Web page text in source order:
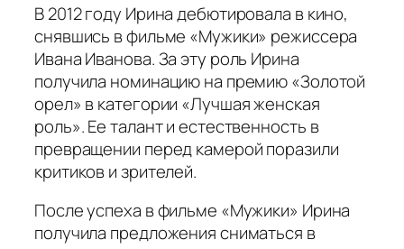
В 2012 году Ирина дебютировала в кино,
снявшись в фильме «Мужики» режиссера
Ивана Иванова. За эту роль Ирина
получила номинацию на премию «Золотой
орел» в категории «Лучшая женская
роль». Ее талант и естественность в
превращении перед камерой поразили
критиков и зрителей.
После успеха в фильме «Мужики» Ирина
получила предложения сниматься в